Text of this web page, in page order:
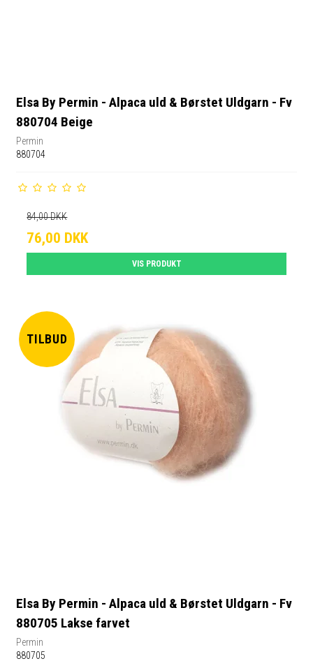
Elsa By Permin - Alpaca uld & Børstet Uldgarn - Fv
880704 Beige
Permin
880704
84,00 DKK
76,00 DKK
VIS PRODUKT
TILBUD
Elsa By Permin - Alpaca uld & Børstet Uldgarn - Fv
880705 Lakse farvet
Permin
880705